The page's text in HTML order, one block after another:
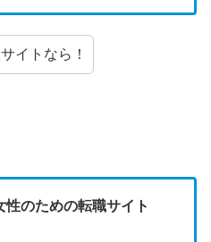
イトなら！
のための転職サイト